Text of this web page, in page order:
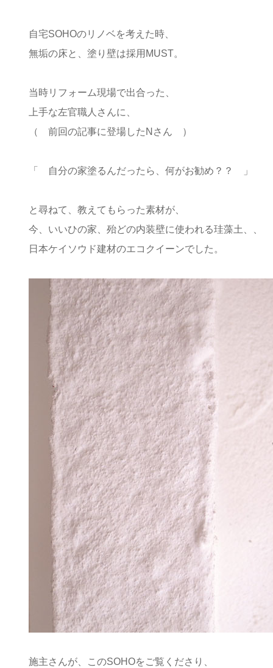
自宅SOHOのリノベを考えた時、
無垢の床と、塗り壁は採用MUST。
当時リフォーム現場で出合った、
上手な左官職人さんに、
（ 前回の記事に登場したNさん ）
「 自分の家塗るんだったら、何がお勧め？？ 」
と尋ねて、教えてもらった素材が、
今、いいひの家、殆どの内装壁に使われる珪藻土、、
日本ケイソウド建材のエコクイーンでした。
施主さんが、このSOHOをご覧くださり、